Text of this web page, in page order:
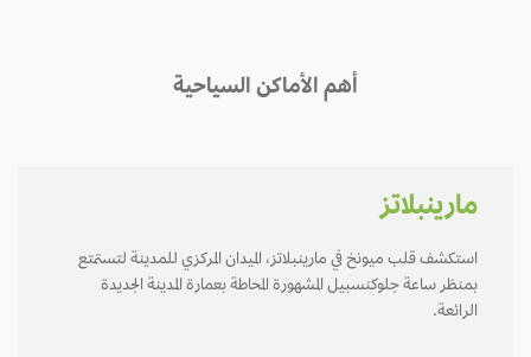
أهم الأماكن السياحية
مارينبلاتز
استكشف قلب ميونخ في مارينبلاتز، الميدان المركزي للمدينة لتستمتع
بمنظر ساعة جلوكنسبيل المشهورة المحاطة بعمارة المدينة الجديدة
الرائعة.